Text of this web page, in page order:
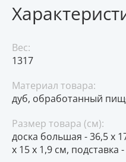
Вес:
1317
Материал товара:
дуб, обработанный
Размер товара (см):
доска большая - 36,5 х
х 15 х 1,9 см, подставка